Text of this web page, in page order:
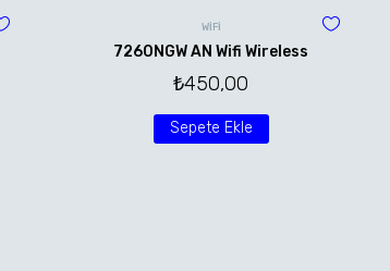
WİFİ
7260NGW AN Wifi Wireless
₺450,00
Sepete Ekle